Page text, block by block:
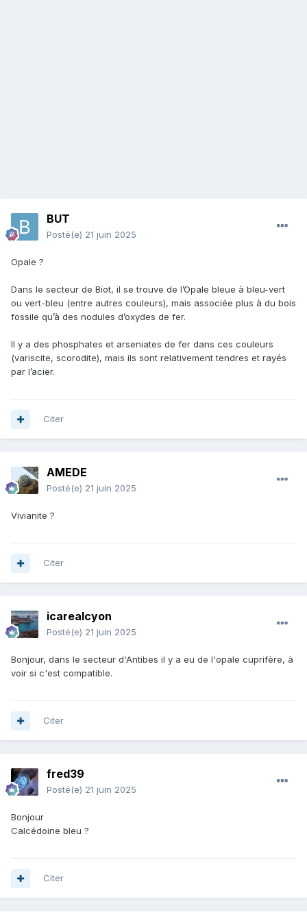
BUT
Posté(e) 21 juin 2025
Opale ?
Dans le secteur de Biot, il se trouve de l’Opale bleue à bleu-vert
ou vert-bleu (entre autres couleurs), mais associée plus à du bois
fossile qu’à des nodules d’oxydes de fer.
Il y a des phosphates et arseniates de fer dans ces couleurs
(variscite, scorodite), mais ils sont relativement tendres et rayés
par l’acier.
Citer
AMEDE
Posté(e) 21 juin 2025
Vivianite ?
Citer
icarealcyon
Posté(e) 21 juin 2025
Bonjour, dans le secteur d'Antibes il y a eu de l'opale cuprifère, à
voir si c'est compatible.
Citer
fred39
Posté(e) 21 juin 2025
Bonjour
Calcédoine bleu ?
Citer